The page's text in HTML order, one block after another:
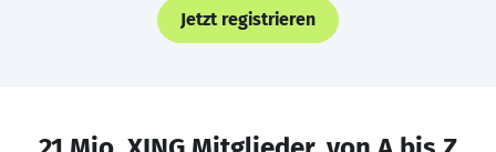
Jetzt registrieren